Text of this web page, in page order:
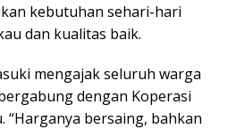
kebutuhan sehari-hari
dan kualitas baik.
mengajak seluruh warga
dengan Koperasi
“Harganya bersaing, bahkan